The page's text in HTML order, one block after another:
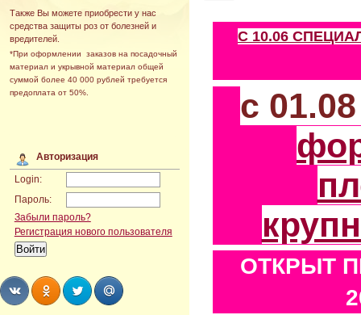
Также Вы можете приобрести у нас
средства защиты роз от болезней и
вредителей.
*При оформлении заказов на посадочный
материал и укрывной материал общей
суммой более 40 000 рублей требуется
предоплата от 50%.
Авторизация
Login:
Пароль:
Забыли пароль?
Регистрация нового пользователя
С 10.06
с
ОТКРЫТ